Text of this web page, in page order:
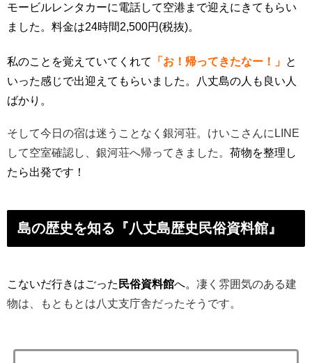
モービルレンタカーに電話して空港まで迎えにきてもらい
ました。 料金は24時間2,500円(税抜)。
私のことを覚えていてくれて 「お！帰ってきたなー！」 と
いった感じで出迎えてもらいました。
八丈島の人も良い人
ばかり。
そして今日の宿は迷うことなく銀河荘。 けいこさんにLINE
して空室確認し、銀河荘へ帰ってきました。 荷物を整理し
たら出発です！
島の歴史を知る『八丈島歴史民俗資料館』
こないだ行きはごった 民俗資料館へ。 凄く雰囲気のある建
物は、
もともとは八丈支庁舎だったそうです。